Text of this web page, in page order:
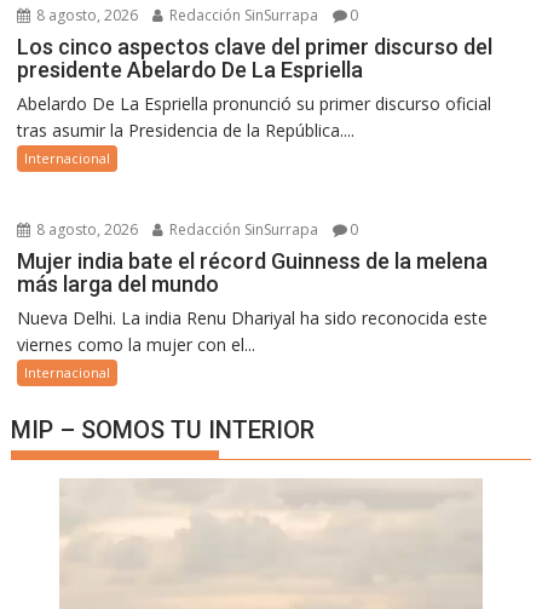
8 agosto, 2026 Redacción SinSurrapa 0
Los cinco aspectos clave del primer discurso del
presidente Abelardo De La Espriella
Abelardo De La Espriella pronunció su primer discurso oficial
tras asumir la Presidencia de la República....
Internacional
8 agosto, 2026 Redacción SinSurrapa 0
Mujer india bate el récord Guinness de la melena
más larga del mundo
Nueva Delhi. La india Renu Dhariyal ha sido reconocida este
viernes como la mujer con el...
Internacional
MIP – SOMOS TU INTERIOR